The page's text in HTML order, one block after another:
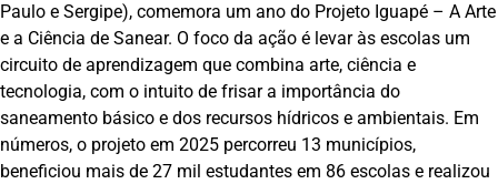
Paulo e Sergipe), comemora um ano do Projeto Iguapé – A Arte
e a Ciência de Sanear. O foco da ação é levar às escolas um
circuito de aprendizagem que combina arte, ciência e
tecnologia, com o intuito de frisar a importância do
saneamento básico e dos recursos hídricos e ambientais. Em
números, o projeto em 2025 percorreu 13 municípios,
beneficiou mais de 27 mil estudantes em 86 escolas e realizou